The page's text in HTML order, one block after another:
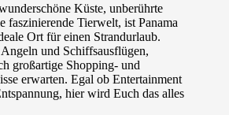
Küste, unberührte
faszinierende Tierwelt, ist Panama
Ort für einen Strandurlaub.
und Schiffsausflügen,
großartige Shopping- und
erwarten. Egal ob Entertainment
hier wird Euch das alles